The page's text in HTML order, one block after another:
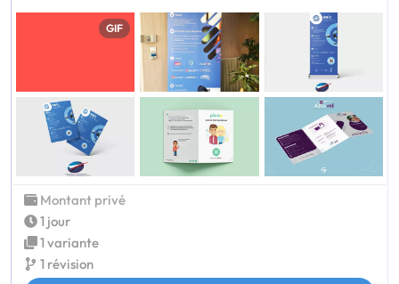
GIF
Montant privé
1 jour
1 variante
1 révision